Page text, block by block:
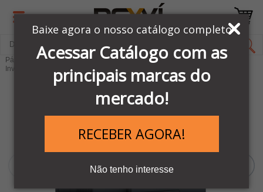
Baixe agora o nosso catálogo completo
Acessar Catálogo com as
principais marcas do
mercado!
RECEBER AGORA!
Não tenho interesse
Página Inicial
LINHA AUTOMAÇÃO SCHNEIDER
Inversores e Soft Starters
Inversores de frequência